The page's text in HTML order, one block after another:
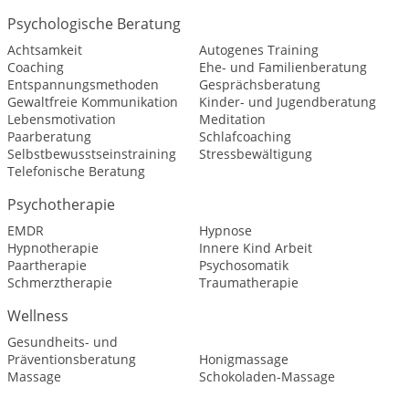
Psychologische Beratung
Achtsamkeit
Autogenes Training
Coaching
Ehe- und Familienberatung
Entspannungsmethoden
Gesprächsberatung
Gewaltfreie Kommunikation
Kinder- und Jugendberatung
Lebensmotivation
Meditation
Paarberatung
Schlafcoaching
Selbstbewusstseinstraining
Stressbewältigung
Telefonische Beratung
Psychotherapie
EMDR
Hypnose
Hypnotherapie
Innere Kind Arbeit
Paartherapie
Psychosomatik
Schmerztherapie
Traumatherapie
Wellness
Gesundheits- und
Präventionsberatung
Honigmassage
Massage
Schokoladen-Massage